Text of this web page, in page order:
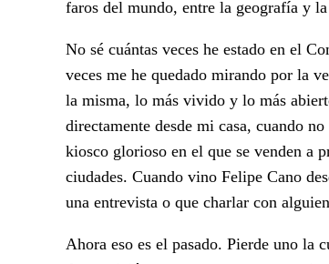
faros del mundo, entre la geografía y
No sé cuántas veces he estado en el
veces me he quedado mirando por la
la misma, lo más vivido y lo más
directamente desde mi casa, cuando
kiosco glorioso en el que se venden a
ciudades. Cuando vino Felipe Cano
una entrevista o que charlar con
Ahora eso es el pasado. Pierde uno la